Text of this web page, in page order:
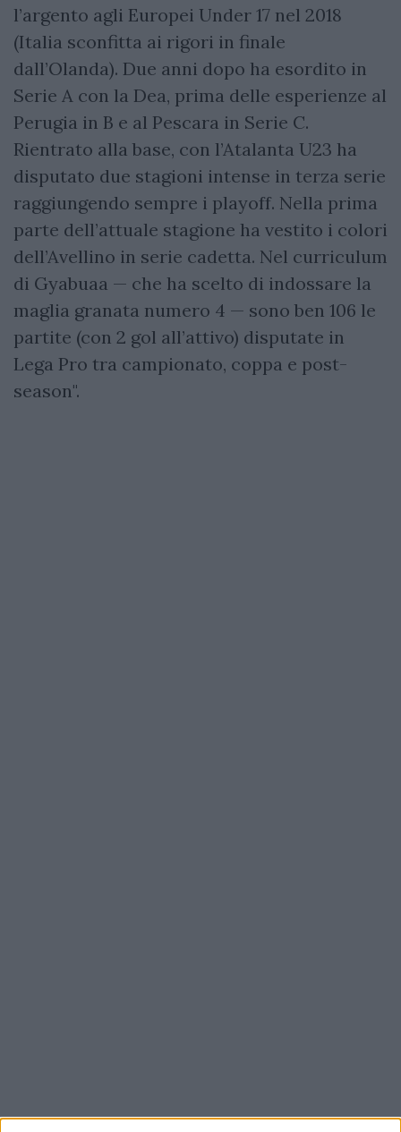
l’argento agli Europei Under 17 nel 2018
(Italia sconfitta ai rigori in finale
dall’Olanda). Due anni dopo ha esordito in
Serie A con la Dea, prima delle esperienze al
Perugia in B e al Pescara in Serie C.
Rientrato alla base, con l’Atalanta U23 ha
disputato due stagioni intense in terza serie
raggiungendo sempre i playoff. Nella prima
parte dell’attuale stagione ha vestito i colori
dell’Avellino in serie cadetta. Nel curriculum
di Gyabuaa — che ha scelto di indossare la
maglia granata numero 4 — sono ben 106 le
partite (con 2 gol all’attivo) disputate in
Lega Pro tra campionato, coppa e post-
season".